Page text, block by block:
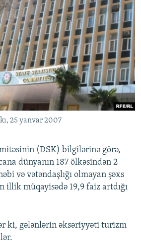
25 yanvar 2007
(DSK) bilgilərinə görə,
dünyanın 187 ölkəsindən 2
və vətəndaşlığı olmayan şəxs
illik müqayisədə 19,9 faiz artdığı
ki, gələnlərin əksəriyyəti turizm